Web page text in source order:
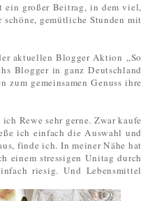
ein großer Beitrag, in dem viel,
gemütliche Stunden mit
aktuellen Blogger Aktion „So
Blogger in ganz Deutschland
zum gemeinsamen Genuss ihre
Rewe sehr gerne. Zwar kaufe
ich einfach die Auswahl und
finde ich. In meiner Nähe hat
einem stressigen Unitag durch
riesig. Und Lebensmittel